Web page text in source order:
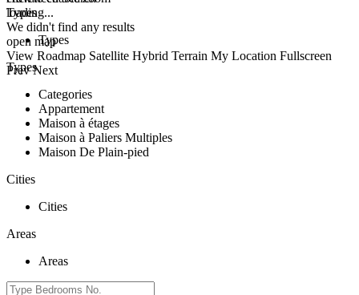
loading...
We didn't find any results
open map
View Roadmap Satellite Hybrid Terrain My Location Fullscreen
Prev Next
Types
Types
Types
Categories
Appartement
Maison à étages
Maison à Paliers Multiples
Maison De Plain-pied
Cities
Cities
Areas
Areas